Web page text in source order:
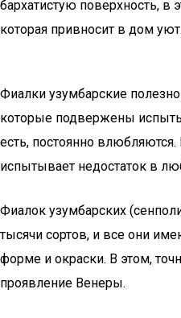
бархатистую поверхность, в
которая привносит в дом уют.
Фиалки узумбарские
которые подвержены
есть, постоянно
испытывает недостаток в
Фиалок узумбарских
тысячи сортов, и все они
форме и окраски. В этом,
проявление Венеры.